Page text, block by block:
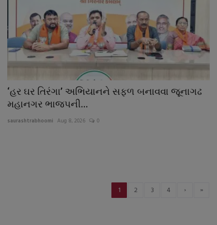
‘હર ઘર તિરંગા’ અભિયાનને સફળ બનાવવા જૂનાગઢ
મહાનગર ભાજપની...
saurashtrabhoomi Aug 8, 2026 0
1 2 3 4 › »